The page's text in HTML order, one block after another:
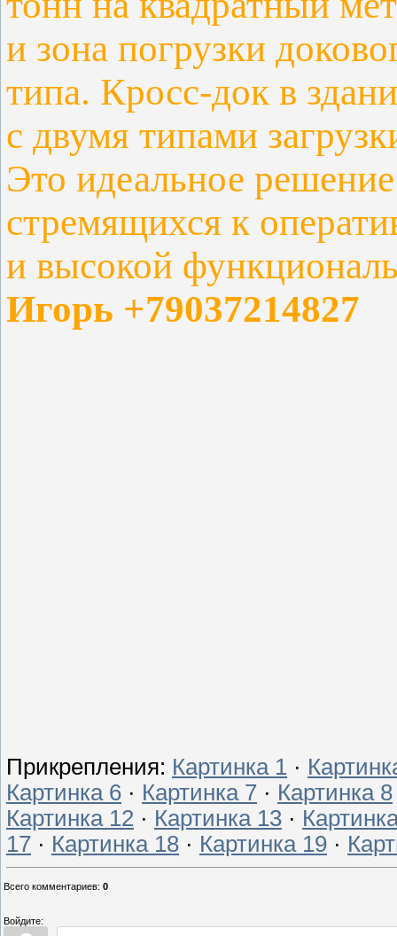
и зона погрузки
типа. Кросс-док в
с двумя типами
Это идеальное
стремящихся к
и высокой
Игорь +79037214827
Прикрепления: Картинка 1 ·
Картинка 6 · Картинка 7 · Картинка 8
Картинка 12 · Картинка 13 ·
17 · Картинка 18 · Картинка 19 ·
Всего комментариев: 0
Войдите: